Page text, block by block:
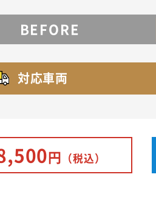
BEFORE
対応車両
円 （税込）